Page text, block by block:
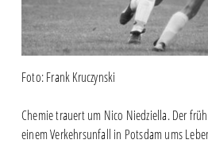
Foto: Frank Kruczynski
Chemie trauert um Nico Niedziella. Der
einem Verkehrsunfall in Potsdam ums